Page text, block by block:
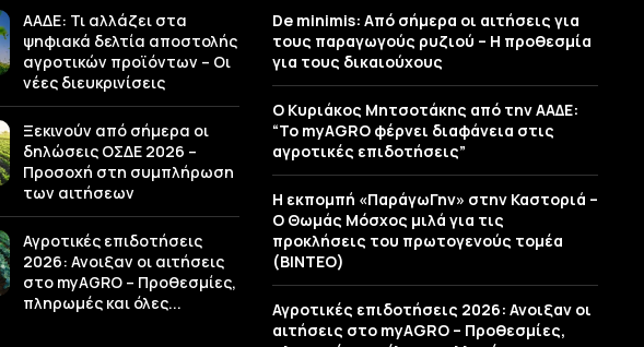
ΑΑΔΕ: Τι αλλάζει στα
ψηφιακά δελτία αποστολής
αγροτικών προϊόντων – Οι
νέες διευκρινίσεις
Ξεκινούν από σήμερα οι
δηλώσεις ΟΣΔΕ 2026 –
Προσοχή στη συμπλήρωση
των αιτήσεων
Αγροτικές επιδοτήσεις
2026: Ανοιξαν οι αιτήσεις
στο myAGRO – Προθεσμίες,
πληρωμές και όλες...
De minimis: Από σήμερα οι αιτήσεις για
τους παραγωγούς ρυζιού – Η προθεσμία
για τους δικαιούχους
Ο Κυριάκος Μητσοτάκης από την ΑΑΔΕ:
“Το myAGRO φέρνει διαφάνεια στις
αγροτικές επιδοτήσεις”
Η εκπομπή «ΠαράγωΓην» στην Καστοριά –
Ο Θωμάς Μόσχος μιλά για τις
προκλήσεις του πρωτογενούς τομέα
(ΒΙΝΤΕΟ)
Αγροτικές επιδοτήσεις 2026: Ανοιξαν οι
αιτήσεις στο myAGRO – Προθεσμίες,